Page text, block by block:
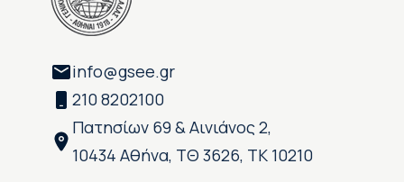
info@gsee.gr
210 8202100
Πατησίων 69 & Αινιάνος 2,
10434 Αθήνα, ΤΘ 3626, ΤΚ 10210